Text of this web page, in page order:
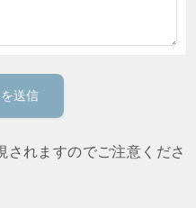
されますのでご注意くださ